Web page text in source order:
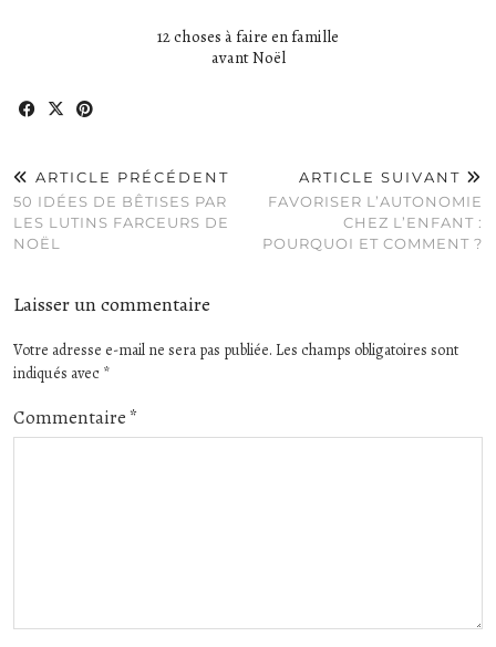
12 choses à faire en famille
avant Noël
ARTICLE PRÉCÉDENT
50 IDÉES DE BÊTISES PAR
LES LUTINS FARCEURS DE
NOËL
ARTICLE SUIVANT
FAVORISER L’AUTONOMIE
CHEZ L’ENFANT :
POURQUOI ET COMMENT ?
Laisser un commentaire
Votre adresse e-mail ne sera pas publiée. Les champs obligatoires sont
indiqués avec *
Commentaire *